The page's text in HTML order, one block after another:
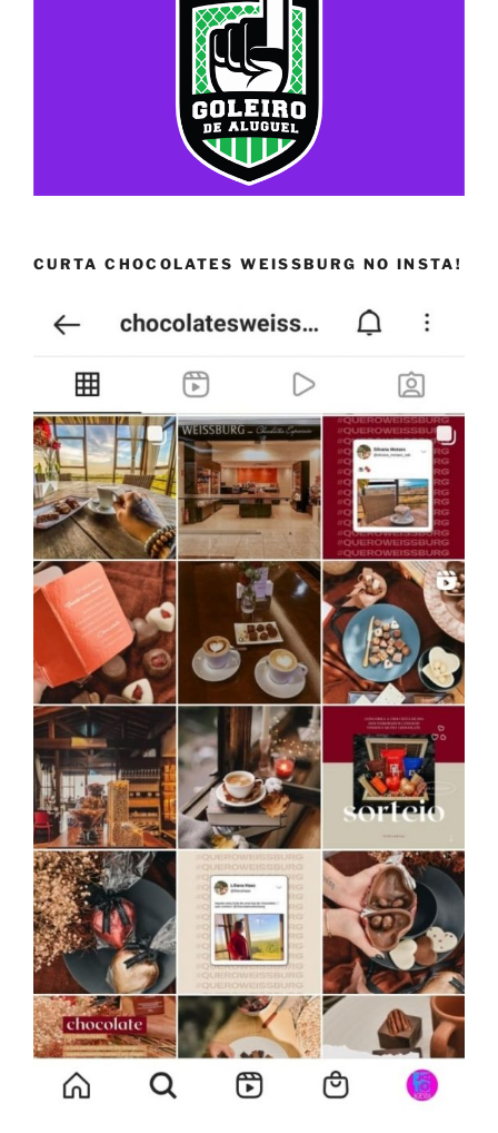
CURTA CHOCOLATES WEISSBURG NO INSTA!